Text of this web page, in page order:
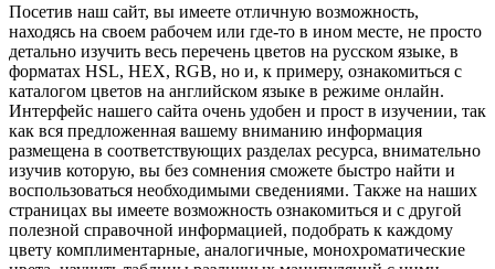
Посетив наш сайт, вы имеете отличную возможность,
находясь на своем рабочем или где-то в ином месте, не просто
детально изучить весь перечень цветов на русском языке, в
форматах HSL, HEX, RGB, но и, к примеру, ознакомиться с
каталогом цветов на английском языке в режиме онлайн.
Интерфейс нашего сайта очень удобен и прост в изучении, так
как вся предложенная вашему вниманию информация
размещена в соответствующих разделах ресурса, внимательно
изучив которую, вы без сомнения сможете быстро найти и
воспользоваться необходимыми сведениями. Также на наших
страницах вы имеете возможность ознакомиться и с другой
полезной справочной информацией, подобрать к каждому
цвету комплиментарные, аналогичные, монохроматические